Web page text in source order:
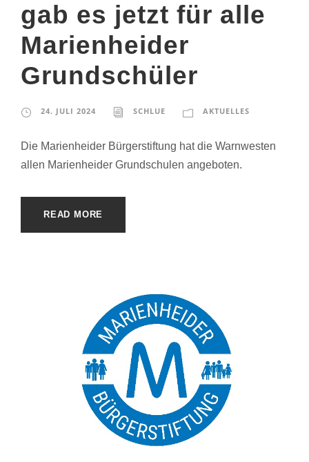
gab es jetzt für alle
Marienheider
Grundschüler
24. JULI 2024 SCHLUE AKTUELLES
Die Marienheider Bürgerstiftung hat die Warnwesten
allen Marienheider Grundschulen angeboten.
READ MORE